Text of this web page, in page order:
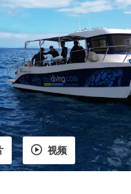
视频